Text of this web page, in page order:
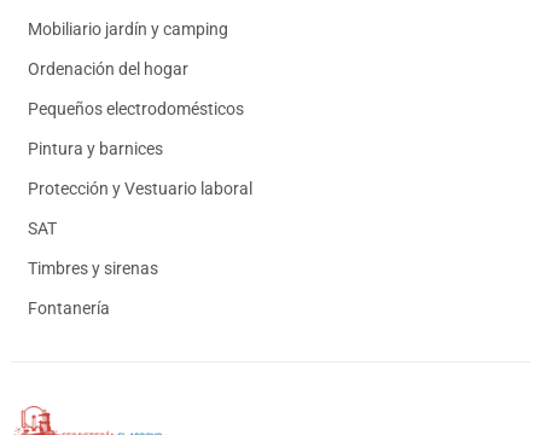
Mobiliario jardín y camping
Ordenación del hogar
Pequeños electrodomésticos
Pintura y barnices
Protección y Vestuario laboral
SAT
Timbres y sirenas
Fontanería